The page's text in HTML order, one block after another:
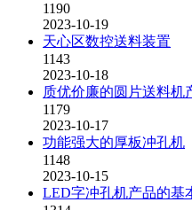
1190
2023-10-19
天心区数控送料装置
1143
2023-10-18
质优价廉的圆片送料机
1179
2023-10-17
功能强大的厚板冲孔机
1148
2023-10-15
LED字冲孔机产品的基